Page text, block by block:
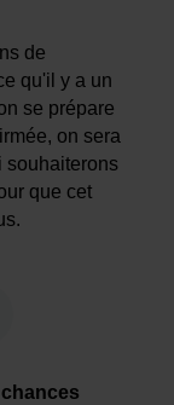
de
qu'il y a un
se prépare
on sera
souhaiterons
que cet